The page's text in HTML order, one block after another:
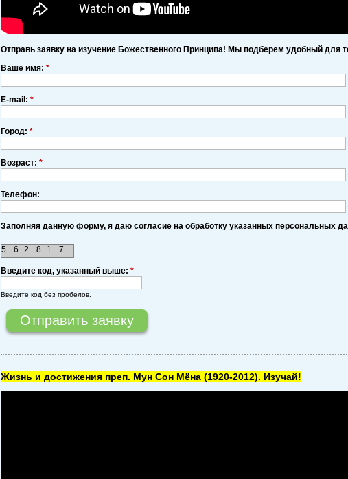
Отправь заявку на изучение Божественного Принципа! Мы подберем удобный для
Ваше имя: *
E-mail: *
Город: *
Возраст: *
Телефон:
Заполняя данную форму, я даю согласие на обработку указанных персональных
6
5 8 1
2 7
Введите код, указанный выше: *
Введите код без пробелов.
Жизнь и достижения преп. Мун Сон Мёна (1920-2012). Изучай!